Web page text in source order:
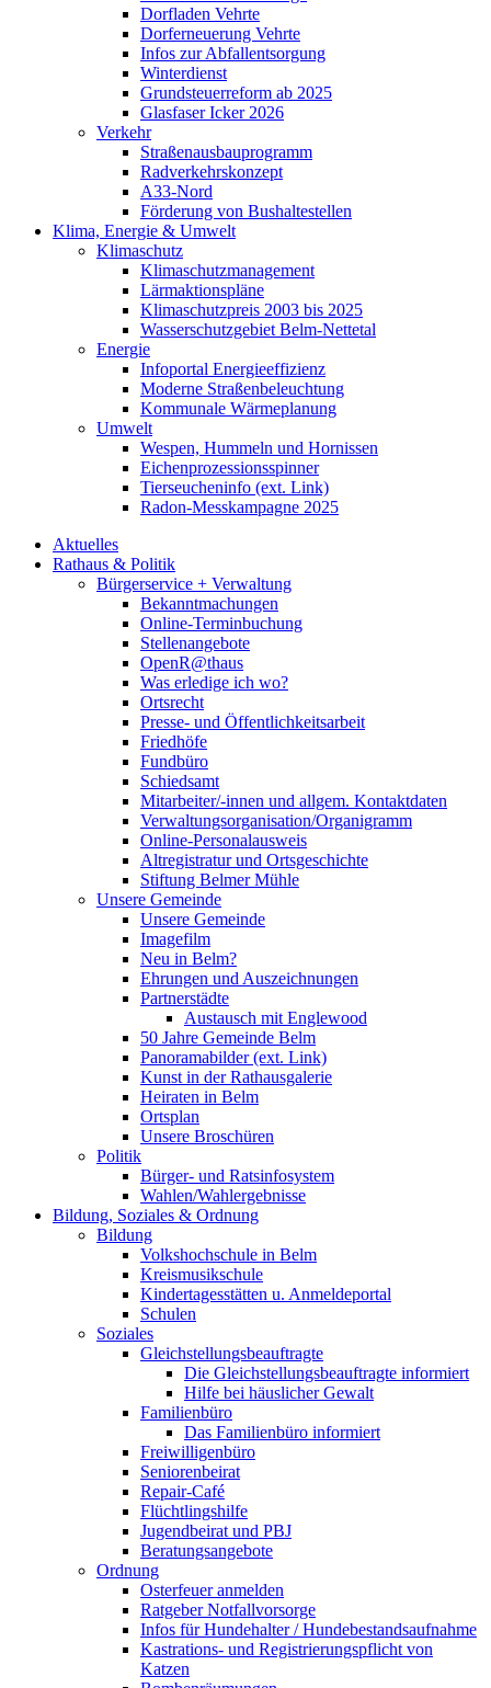
Dorfladen Vehrte
Dorferneuerung Vehrte
Infos zur Abfallentsorgung
Winterdienst
Grundsteuerreform ab 2025
Glasfaser Icker 2026
Verkehr
Straßenausbauprogramm
Radverkehrskonzept
A33-Nord
Förderung von Bushaltestellen
Klima, Energie & Umwelt
Klimaschutz
Klimaschutzmanagement
Lärmaktionspläne
Klimaschutzpreis 2003 bis 2025
Wasserschutzgebiet Belm-Nettetal
Energie
Infoportal Energieeffizienz
Moderne Straßenbeleuchtung
Kommunale Wärmeplanung
Umwelt
Wespen, Hummeln und Hornissen
Eichenprozessionsspinner
Tierseucheninfo (ext. Link)
Radon-Messkampagne 2025
Aktuelles
Rathaus & Politik
Bürgerservice + Verwaltung
Bekanntmachungen
Online-Terminbuchung
Stellenangebote
OpenR@thaus
Was erledige ich wo?
Ortsrecht
Presse- und Öffentlichkeitsarbeit
Friedhöfe
Fundbüro
Schiedsamt
Mitarbeiter/-innen und allgem. Kontaktdaten
Verwaltungsorganisation/Organigramm
Online-Personalausweis
Altregistratur und Ortsgeschichte
Stiftung Belmer Mühle
Unsere Gemeinde
Unsere Gemeinde
Imagefilm
Neu in Belm?
Ehrungen und Auszeichnungen
Partnerstädte
Austausch mit Englewood
50 Jahre Gemeinde Belm
Panoramabilder (ext. Link)
Kunst in der Rathausgalerie
Heiraten in Belm
Ortsplan
Unsere Broschüren
Politik
Bürger- und Ratsinfosystem
Wahlen/Wahlergebnisse
Bildung, Soziales & Ordnung
Bildung
Volkshochschule in Belm
Kreismusikschule
Kindertagesstätten u. Anmeldeportal
Schulen
Soziales
Gleichstellungsbeauftragte
Die Gleichstellungsbeauftragte informiert
Hilfe bei häuslicher Gewalt
Familienbüro
Das Familienbüro informiert
Freiwilligenbüro
Seniorenbeirat
Repair-Café
Flüchtlingshilfe
Jugendbeirat und PBJ
Beratungsangebote
Ordnung
Osterfeuer anmelden
Ratgeber Notfallvorsorge
Infos für Hundehalter / Hundebestandsaufnahme
Kastrations- und Registrierungspflicht von
Katzen